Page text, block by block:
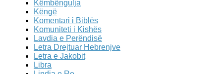
Këmbëngulja
Këngë
Komentari i Biblës
Komuniteti i Kishës
Lavdia e Perëndisë
Letra Drejtuar Hebrenjve
Letra e Jakobit
Libra